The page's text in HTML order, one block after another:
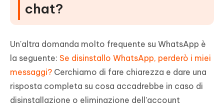
chat?
Un'altra domanda molto frequente su WhatsApp è
la seguente: Se disinstallo WhatsApp, perderò i miei
messaggi? Cerchiamo di fare chiarezza e dare una
risposta completa su cosa accadrebbe in caso di
disinstallazione o eliminazione dell’account